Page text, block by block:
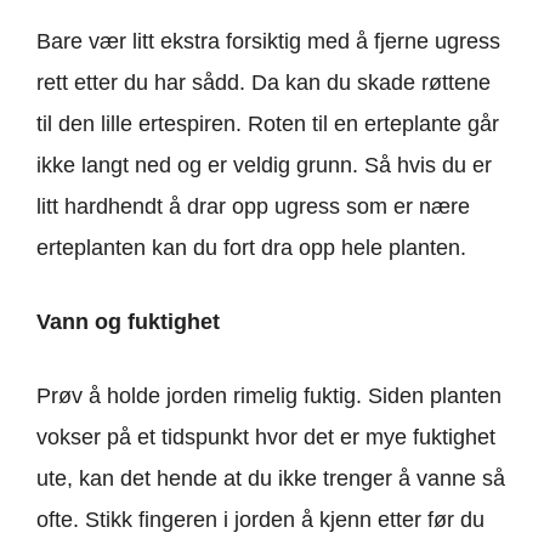
Bare vær litt ekstra forsiktig med å fjerne ugress
rett etter du har sådd. Da kan du skade røttene
til den lille ertespiren. Roten til en erteplante går
ikke langt ned og er veldig grunn. Så hvis du er
litt hardhendt å drar opp ugress som er nære
erteplanten kan du fort dra opp hele planten.
Vann og fuktighet
Prøv å holde jorden rimelig fuktig. Siden planten
vokser på et tidspunkt hvor det er mye fuktighet
ute, kan det hende at du ikke trenger å vanne så
ofte. Stikk fingeren i jorden å kjenn etter før du